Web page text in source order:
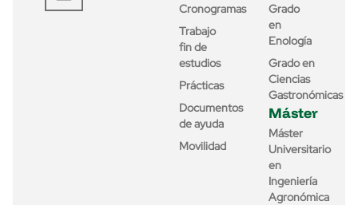
Cronogramas
Trabajo
fin de
estudios
Prácticas
Documentos
de ayuda
Movilidad
Grado
en
Enología
Grado en
Ciencias
Gastronómicas
Máster
Máster
Universitario
en
Ingeniería
Agronómica